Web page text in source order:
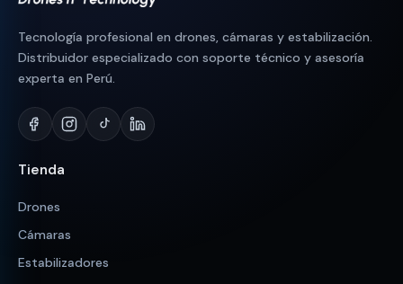
Tecnología profesional en drones, cámaras y estabilización.
Distribuidor especializado con soporte técnico y asesoría
experta en Perú.
Tienda
Drones
Cámaras
Estabilizadores